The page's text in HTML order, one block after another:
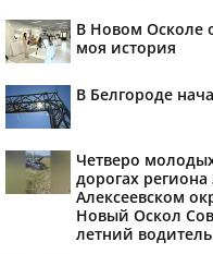
В Новом Осколе
моя история
В Белгороде
Четверо
дорогах
Алексеевском
Новый Оскол
летний